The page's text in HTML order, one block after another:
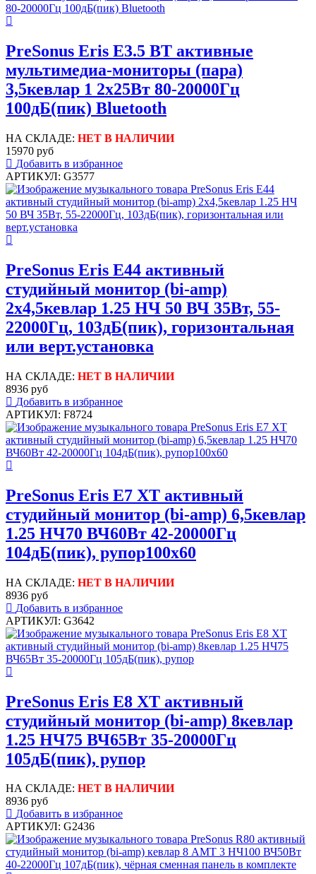
PreSonus Eris E3.5 BT активные
мультимедиа-мониторы (пара)
3,5кевлар 1 2x25Вт 80-20000Гц
100дБ(пик) Bluetooth
НА СКЛАДЕ: НЕТ В НАЛИЧИИ
15970 руб
Добавить в избранное
АРТИКУЛ: G3577
PreSonus Eris E44 активный
студийный монитор (bi-amp)
2x4,5кевлар 1.25 НЧ 50 ВЧ 35Вт, 55-
22000Гц, 103дБ(пик), горизонтальная
или верт.установка
НА СКЛАДЕ: НЕТ В НАЛИЧИИ
8936 руб
Добавить в избранное
АРТИКУЛ: F8724
PreSonus Eris E7 XT активный
студийный монитор (bi-amp) 6,5кевлар
1.25 НЧ70 ВЧ60Вт 42-20000Гц
104дБ(пик), рупор100x60
НА СКЛАДЕ: НЕТ В НАЛИЧИИ
8936 руб
Добавить в избранное
АРТИКУЛ: G3642
PreSonus Eris E8 XT активный
студийный монитор (bi-amp) 8кевлар
1.25 НЧ75 ВЧ65Вт 35-20000Гц
105дБ(пик), рупор
НА СКЛАДЕ: НЕТ В НАЛИЧИИ
8936 руб
Добавить в избранное
АРТИКУЛ: G2436